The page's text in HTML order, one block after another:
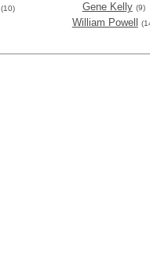
(10)
Gene Kelly (9)
William Powell